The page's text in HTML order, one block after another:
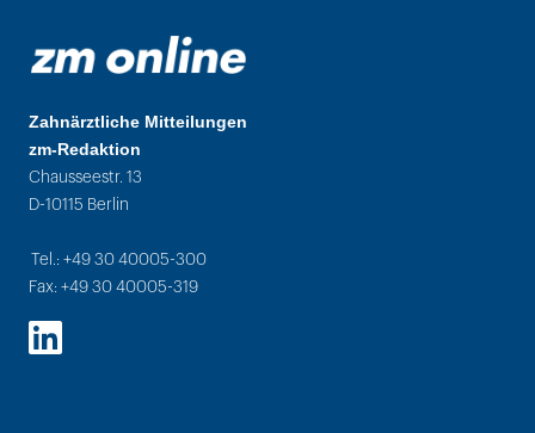
Zahnärztliche Mitteilungen
zm-Redaktion
Chausseestr. 13
D-10115 Berlin
Tel.: +49 30 40005-300
Fax: +49 30 40005-319
LinkedIn